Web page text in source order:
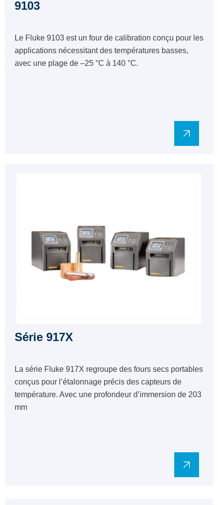
9103
Le Fluke 9103 est un four de calibration conçu pour les
applications nécessitant des températures basses,
avec une plage de –25 °C à 140 °C.
Série 917X
La série Fluke 917X regroupe des fours secs portables
conçus pour l’étalonnage précis des capteurs de
température. Avec une profondeur d’immersion de 203
mm